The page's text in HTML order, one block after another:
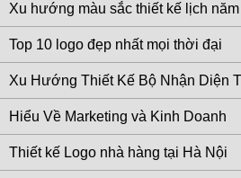
Xu hướng màu sắc thiết kế lịch
Top 10 logo đẹp nhất mọi thời đại
Xu Hướng Thiết Kế Bộ Nhận Diện
Hiểu Về Marketing và Kinh Doanh
Thiết kế Logo nhà hàng tại Hà Nội